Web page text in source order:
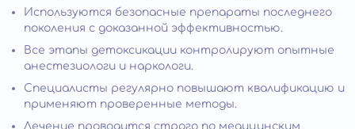
Используются безопасные препараты последнего
поколения с доказанной эффективностью.
Все этапы детоксикации контролируют опытные
анестезиологи и наркологи.
Специалисты регулярно повышают квалификацию и
применяют проверенные методы.
Лечение проводится строго по медицинским